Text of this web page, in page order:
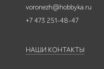
voronezh@hobbyka.ru
+7 473 251-48-47
НАШИ КОНТАКТЫ